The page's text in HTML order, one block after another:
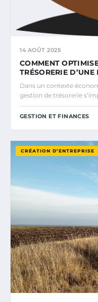
14 AOÛT 2025
COMMENT
TRÉSORERIE D’UNE
Dans un contexte
gestion de trésorerie
GESTION ET FINANCES
CRÉATION D’ENTREPRISE